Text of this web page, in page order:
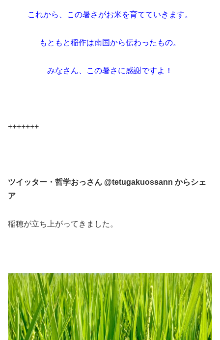
これから、この暑さがお米を育てていきます。
もともと稲作は南国から伝わったもの。
みなさん、この暑さに感謝ですよ！
+++++++
ツイッター・哲学おっさん‏ @tetugakuossann からシェ
ア
稲穂が立ち上がってきました。